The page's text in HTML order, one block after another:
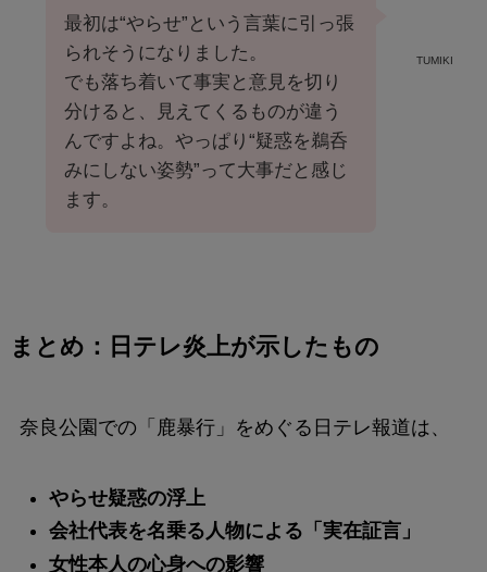
TUMIKI
最初は“やらせ”という言葉に引っ張
られそうになりました。
でも落ち着いて事実と意見を切り
分けると、見えてくるものが違う
んですよね。やっぱり“疑惑を鵜呑
みにしない姿勢”って大事だと感じ
ます。
まとめ：日テレ炎上が示したもの
奈良公園での「鹿暴行」をめぐる日テレ報道は、
やらせ疑惑の浮上
会社代表を名乗る人物による「実在証言」
女性本人の心身への影響